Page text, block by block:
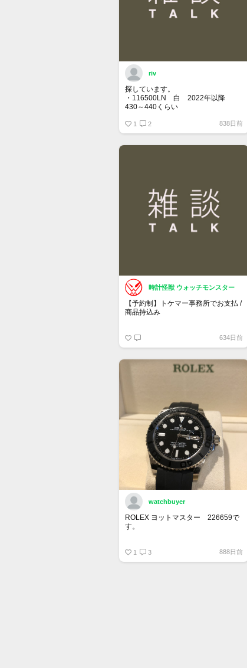
riv
探しています。
・116500LN 白 2022年以降
430～440くらい
式 120くらい
1 2 838日前
時計怪獣 ウォッチモンスター
【予約制】トケマー事務所でお支払 /
商品持込み
フォームからご予約ください！
634日前
watchbuyer
ROLEX ヨットマスター 226659で
す。
うかと思っています。
1 3 888日前